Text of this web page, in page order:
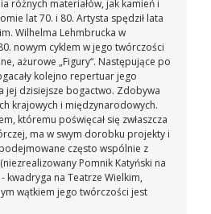
różnych materiałów, jak kamień i
lat 70. i 80. Artysta spędził lata
Wilhelma Lehmbrucka w
nowym cyklem w jego twórczości
ażurowe „Figury“. Następujące po
kolejno repertuar jego
jej dzisiejsze bogactwo. Zdobywa
krajowych i międzynarodowych.
któremu poświęcał się zwłaszcza
ma w swym dorobku projekty i
często wspólnie z
Pomnik Katyński na
kwadryga na Teatrze Wielkim,
wątkiem jego twórczości jest